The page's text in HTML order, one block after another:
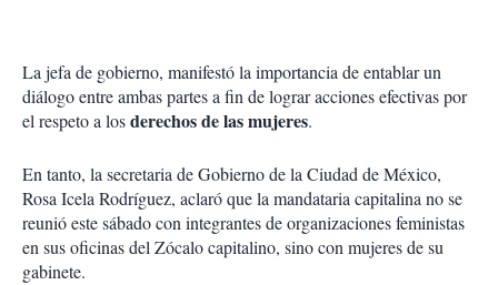
La jefa de gobierno, manifestó la importancia de entablar un
diálogo entre ambas partes a fin de lograr acciones efectivas por
el respeto a losderechos de las mujeres.
En tanto, la secretaria de Gobierno de la Ciudad de México,
Rosa Icela Rodríguez, aclaró que la mandataria capitalina no se
reunió este sábado con integrantes de organizaciones feministas
en sus oficinas del Zócalo capitalino, sino con mujeres de su
gabinete.